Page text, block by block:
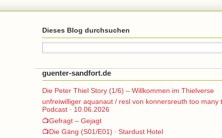
Dieses Blog durchsuchen
guenter-sandfort.de
Die Peter Thiel Story (1/6) – Willkommen im Thielverse
unfreiwilliger aquanaut / resl von konnersreuth too many
Podcast · 10.06.2026
📺Gefragt – Gejagt
📺Die Gäng (S01/E01) ∙ Stardust Hotel